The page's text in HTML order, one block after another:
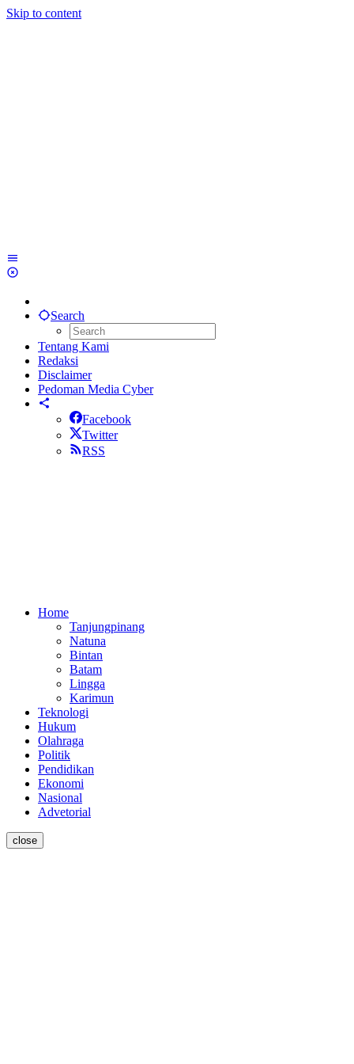
Skip to content
Search
Tentang Kami
Redaksi
Disclaimer
Pedoman Media Cyber
Facebook
Twitter
RSS
Home
Tanjungpinang
Natuna
Bintan
Batam
Lingga
Karimun
Teknologi
Hukum
Olahraga
Politik
Pendidikan
Ekonomi
Nasional
Advetorial
close